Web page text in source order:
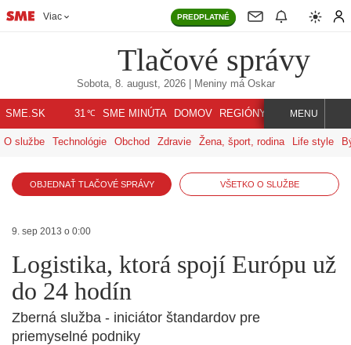
Viac PREDPLATNÉ
Tlačové správy
Sobota, 8. august, 2026| Meniny má Oskar
SME.SK 31℃ SME MINÚTA DOMOV REGIÓNY INDEX SVET
MENU
O službe Technológie Obchod Zdravie Žena, šport, rodina Life style
OBJEDNAŤ TLAČOVÉ SPRÁVY VŠETKO O SLUŽBE
9. sep 2013 o 0:00
Logistika, ktorá spojí Európu už
do 24 hodín
Zberná služba - iniciátor štandardov pre
priemyselné podniky